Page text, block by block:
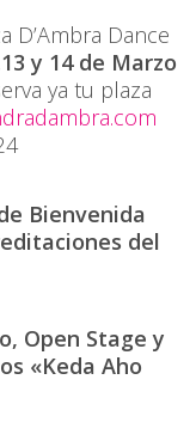
D’Ambra Dance
y 14 de Marzo
ya tu plaza
Bienvenida
del
Open Stage y
«Keda Aho